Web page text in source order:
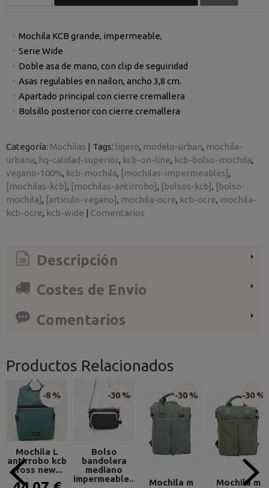
Mochila KCB grande, impermeable,
Serie Wide
Doble asa de mano, con clip de seguiridad
Asas regulables en nailon, ancho 3,8 cm.
Apartado principal con cierre cremallera
Bolsillo posterior con cierre cremallera
Categoría: Mochilas | Tags: ligero modelo-urban mochila-
urbana hq-calidad-superior kcb-on-line kcb-bolso-mochila
vegano-100% kcb-mochila [mochilas-impermeables]
[mochilas-kcb]
[mochilas-antirrobo] [bolsos-kcb]
[bolso-
mochila]
[articulo-vegano] mochila-ocre kcb-ocre mochila-
kcb-ocre kcb-wide | Comentarios
Descripción
Costes de Envío
Comentarios
Productos Relacionados
-8 %
Mochila L
antirrobo kcb
cross new...
-30 %
Bolso
bandolera
mediano
impermeable...
-30 %
Mochila m
-30 %
Mochila m